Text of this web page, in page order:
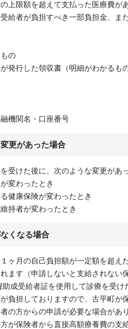
限額を超えて支払った医療費が
給者が負担すべき一部負担金、ま
の
行した領収書（明細がわかるもの
関名・口座番号
更があった場合
受けた後に、次のような変更があ
わったとき
康保険が変わったとき
者が変わったとき
くなる場合
ヶ月の自己負担額が一定額を超え
ます（申請しないと支給されない
成受給者証を使用して診療を受け
負担しておりますので、古平町が
の方からの申請が必要な場合があ
が保険者から直接高額療養費の支